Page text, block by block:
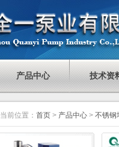
产品中心 技术资
当前位置： 首页 > 产品中心 > 不锈钢